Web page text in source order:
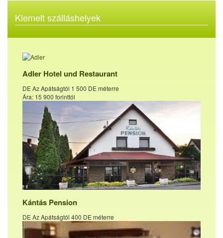
Kiemelt szálláshelyek
Adler Hotel und Restaurant
DE Az Apátságtól 1 500 DE méterre
Ára: 15 900 forinttól
Kántás Pension
DE Az Apátságtól 400 DE méterre